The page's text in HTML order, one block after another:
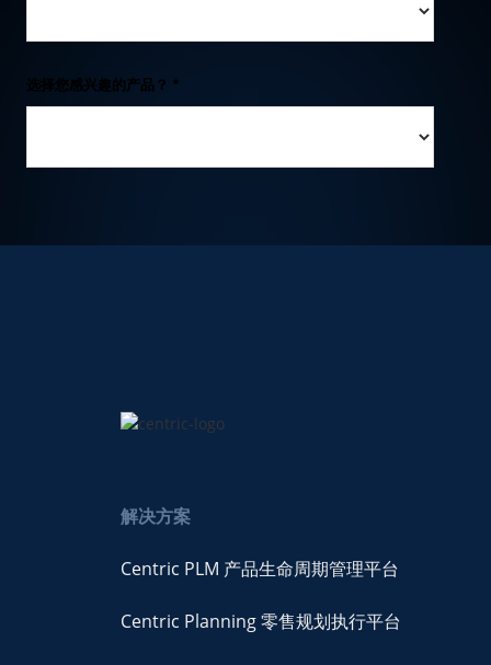
解决方案
Centric PLM 产品生命周期管理平台
Centric Planning 零售规划执行平台